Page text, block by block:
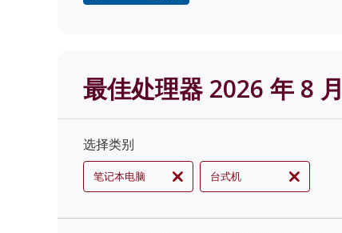
最佳处理器 2026 年 8 月
选择类别
笔记本电脑 台式机